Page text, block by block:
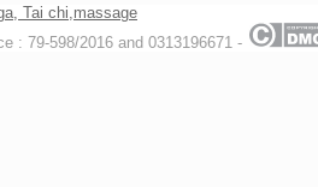
Tai chi,massage
: 79-598/2016 and 0313196671 -